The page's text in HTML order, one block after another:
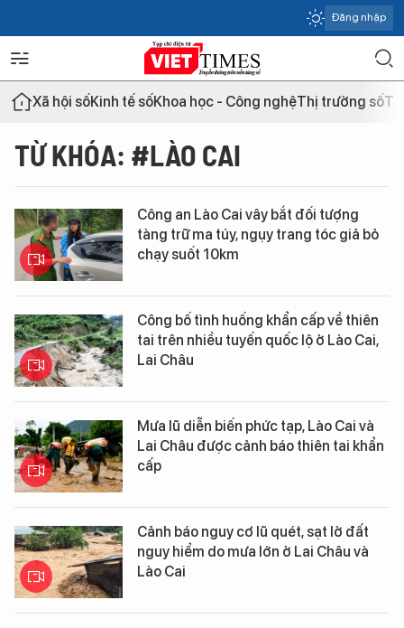
Đăng nhập
Xã hội sốKinh tế sốKhoa học - Công nghệThị trường số
TỪ KHÓA: #LÀO CAI
Công an Lào Cai vây bắt đối tượng
tàng trữ ma túy, ngụy trang tóc giả bỏ
chạy suốt 10km
Công bố tình huống khẩn cấp về thiên
tai trên nhiều tuyến quốc lộ ở Lào Cai,
Lai Châu
Mưa lũ diễn biến phức tạp, Lào Cai và
Lai Châu được cảnh báo thiên tai khẩn
cấp
Cảnh báo nguy cơ lũ quét, sạt lở đất
nguy hiểm do mưa lớn ở Lai Châu và
Lào Cai